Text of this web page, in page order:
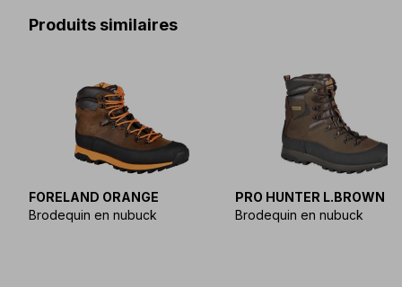
Produits similaires
FORELAND ORANGE
Brodequin en nubuck
PRO HUNTER L.BROWN
Brodequin en nubuck